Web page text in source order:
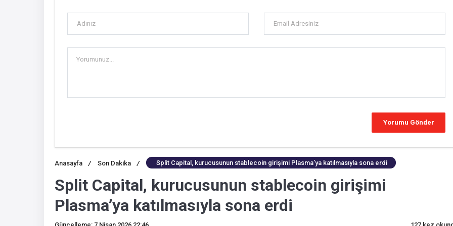
Anasayfa / Son Dakika / Split Capital, kurucusunun stablecoin girişimi Plasma’ya katılmasıyla sona erdi
Split Capital, kurucusunun stablecoin girişimi
Plasma’ya katılmasıyla sona erdi